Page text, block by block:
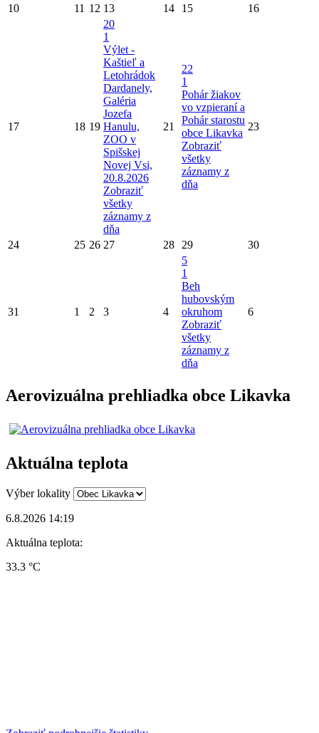
10 11 12 13 14 15 16
17 18 19
20
1
Výlet -
Kaštieľ a
Letohrádok
Dardanely,
Galéria
Jozefa
Hanulu,
ZOO v
Spišskej
Novej Vsi,
20.8.2026
Zobraziť
všetky
záznamy z
dňa
21
22
1
Pohár žiakov
vo vzpieraní a
Pohár starostu
obce Likavka
Zobraziť
všetky
záznamy z
dňa
23
24 25 26 27 28 29 30
31 1 2 3 4
5
1
Beh
hubovským
okruhom
Zobraziť
všetky
záznamy z
dňa
6
Aerovizuálna prehliadka obce Likavka
Aktuálna teplota
Výber lokality
6.8.2026 14:19
Aktuálna teplota:
33.3 °C